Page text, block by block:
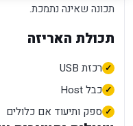
תכונה שאינה נתמכת.
תכולת האריזה
רכזת USB
כבל Host
ספק ותיעוד אם כלולים